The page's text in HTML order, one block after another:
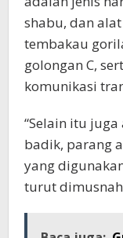
shabu, dan
tembakau
golongan C,
komunikasi
“Selain itu
badik, parang
yang
turut